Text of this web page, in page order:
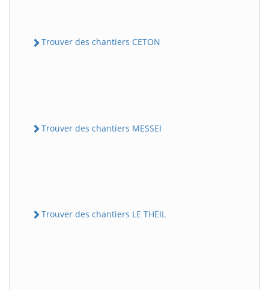
Trouver des chantiers CETON
Trouver des chantiers MESSEI
Trouver des chantiers LE THEIL